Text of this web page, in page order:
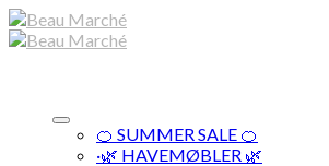
Skip
to
🍊 SUMMER SALE 🍊
·🌿 HAVEMØBLER 🌿